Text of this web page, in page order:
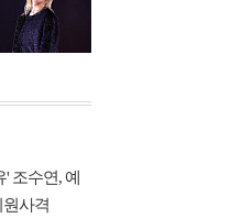
조수연, 예
사격